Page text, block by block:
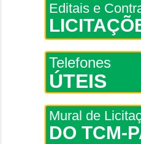
Editais e
Telefones
ÚTEIS
Mural de
DO TCM-